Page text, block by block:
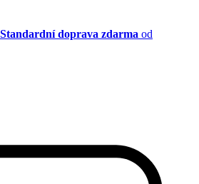
doprava zdarma od